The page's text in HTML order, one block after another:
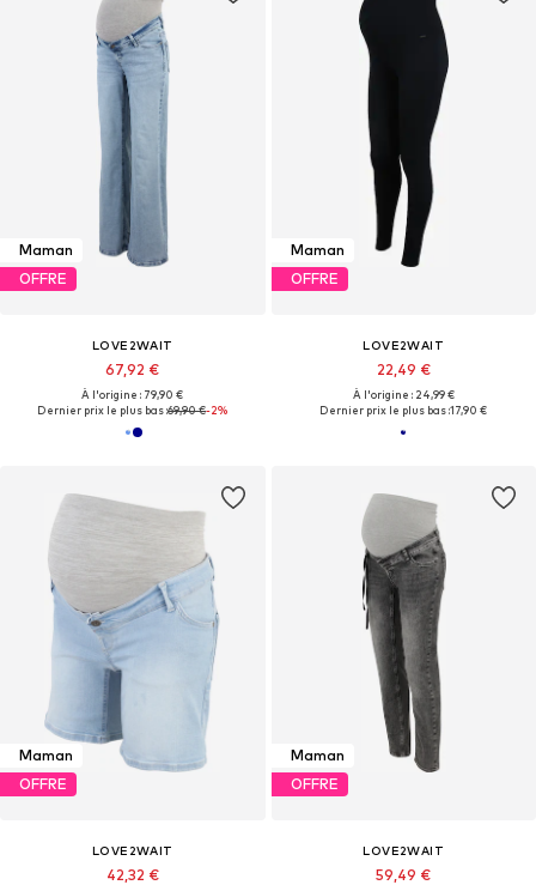
Maman
OFFRE
LOVE2WAIT
67,92 €
À l'origine : 79,90 €
Dernier prix le plus bas :69,90 €-2%
Maman
OFFRE
LOVE2WAIT
22,49 €
À l'origine : 24,99 €
Dernier prix le plus bas :17,90 €
Maman
OFFRE
LOVE2WAIT
42,32 €
Maman
OFFRE
LOVE2WAIT
59,49 €